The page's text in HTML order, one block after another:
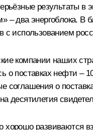
результаты в
– два энергоблока. В
с использованием
компании наших
о поставках нефти –
соглашения о
десятилетия
хорошо развиваются